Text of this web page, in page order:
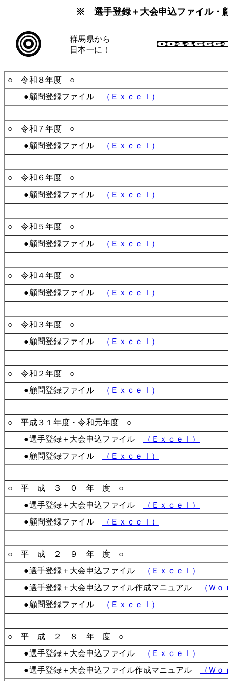
※ 選手登録＋大会申込ファイル
群馬県から
日本一に！
○ 令和８年度 ○
●顧問登録ファイル
（Ｅｘｃｅｌ）
○ 令和７年度 ○
●顧問登録ファイル
（Ｅｘｃｅｌ）
○ 令和６年度 ○
●顧問登録ファイル
（Ｅｘｃｅｌ）
○ 令和５年度 ○
●顧問登録ファイル
（Ｅｘｃｅｌ）
○ 令和４年度 ○
●顧問登録ファイル
（Ｅｘｃｅｌ）
○ 令和３年度 ○
●顧問登録ファイル
（Ｅｘｃｅｌ）
○ 令和２年度 ○
●顧問登録ファイル
（Ｅｘｃｅｌ）
○ 平成３１年度・令和元年度 ○
●選手登録＋大会申込ファイル
（Ｅｘｃｅｌ）
●顧問登録ファイル
（Ｅｘｃｅｌ）
○ 平 成 ３ ０ 年 度 ○
●選手登録＋大会申込ファイル
（Ｅｘｃｅｌ）
●顧問登録ファイル
（Ｅｘｃｅｌ）
○ 平 成 ２ ９ 年 度 ○
●選手登録＋大会申込ファイル
（Ｅｘｃｅｌ）
●選手登録＋大会申込ファイル作成マニュアル
（Ｗ
●顧問登録ファイル
（Ｅｘｃｅｌ）
○ 平 成 ２ ８ 年 度 ○
●選手登録＋大会申込ファイル
（Ｅｘｃｅｌ）
●選手登録＋大会申込ファイル作成マニュアル
（Ｗ